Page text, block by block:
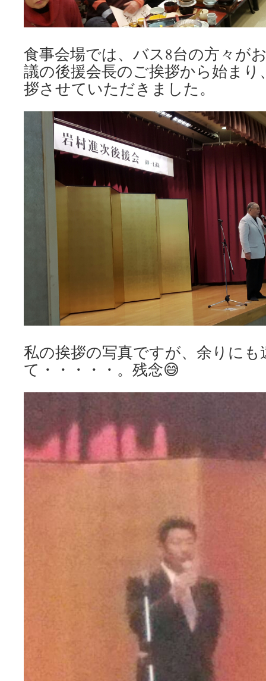
食事会場では、バス8台の方々が
議の後援会長のご挨拶から始まり
拶させていただきました。
私の挨拶の写真ですが、余りにも
て・・・・・。残念😅